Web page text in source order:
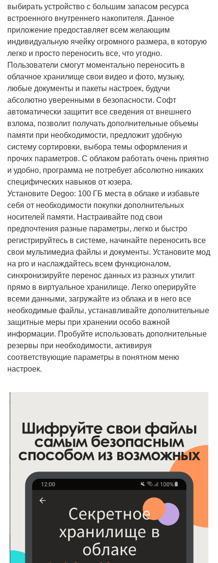
выбирать устройство с большим запасом ресурса
встроенного внутреннего накопителя. Данное
приложение предоставляет всем желающим
индивидуальную ячейку огромного размера, в которую
легко и просто переносить все, что угодно.
Пользователи смогут моментально переносить в
облачное хранилище свои видео и фото, музыку,
любые документы и пакеты настроек, будучи
абсолютно уверенными в безопасности. Софт
автоматически защитит все сведения от внешнего
взлома, позволит получать дополнительные объемы
памяти при необходимости, предложит удобную
систему сортировки, выбора темы оформления и
прочих параметров. С облаком работать очень приятно
и удобно, программа не потребует абсолютно никаких
специфических навыков от юзера.
Установите Degoo: 100 ГБ места в облаке и избавьте
себя от необходимости покупки дополнительных
носителей памяти. Настраивайте под свои
предпочтения разные параметры, легко и быстро
регистрируйтесь в системе, начинайте переносить все
свои мультимедиа файлы и документы. Установите мод
на pro и наслаждайтесь всем функционалом,
синхронизируйте перенос данных из разных утилит
прямо в виртуальное хранилище. Легко оперируйте
всеми данными, загружайте из облака и в него все
необходимые файлы, устанавливайте дополнительные
защитные меры при хранении особо важной
информации. Пробуйте использовать дополнительные
резервы при необходимости, активируя
соответствующие параметры в понятном меню
настроек.